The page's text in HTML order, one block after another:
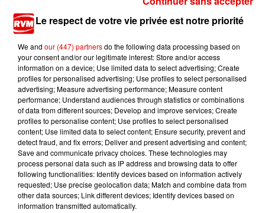
7 août 2026
à la normale...
7 août 2026
Ardennes - Retour à la normale dans 48 heures
après une panne du...
7 août 2026
Ardennes - Un réveil frais ce vendredi avant le
retour de la canicule
Le respect de votre vie privée est notre priorité
We and our (447) partnersdo the following data processing based on
your consent and/or our legitimate interest: Store and/or access
information on a device; Use limited data to select advertising; Create
profiles for personalised advertising; Use profiles to select personalised
advertising; Measure advertising performance; Measure content
performance; Understand audiences through statistics or combinations
of data from different sources; Develop and improve services; Create
profiles to personalise content; Use profiles to select personalised
content; Use limited data to select content; Ensure security, prevent and
detect fraud, and fix errors; Deliver and present advertising and content;
Save and communicate privacy choices. These technologies may
process personal data such as IP address and browsing data to offer
following functionalities: Identify devices based on information actively
requested; Use precise geolocation data; Match and combine data from
other data sources; Link different devices; Identify devices based on
information transmitted automatically.